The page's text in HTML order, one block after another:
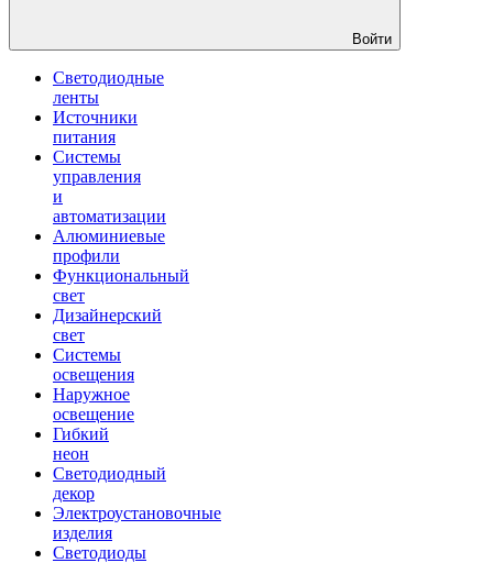
Войти
Светодиодные
ленты
Источники
питания
Системы
управления
и
автоматизации
Алюминиевые
профили
Функциональный
свет
Дизайнерский
свет
Системы
освещения
Наружное
освещение
Гибкий
неон
Светодиодный
декор
Электроустановочные
изделия
Светодиоды